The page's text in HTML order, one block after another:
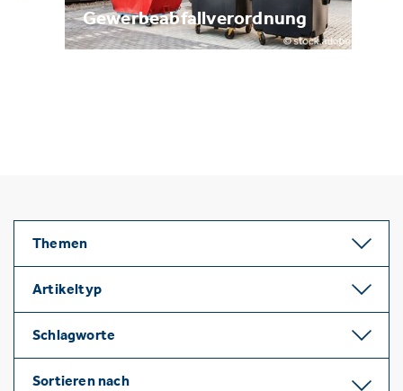
Gewerbeabfallverordnung
Themen
Artikeltyp
Schlagworte
Sortieren nach